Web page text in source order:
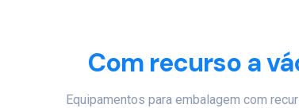
Com recurso a
Equipamentos para embalagem com